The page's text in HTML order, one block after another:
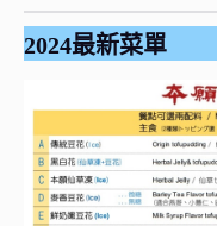
2024最新菜單